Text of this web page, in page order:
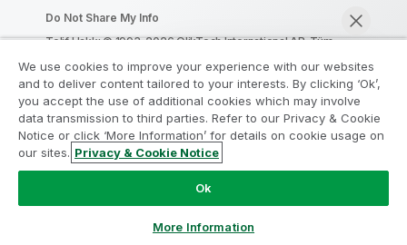
Şimdi sohbet et
Do Not Share My Info
Telif Hakkı © 1993-2026 QlikTech International AB. Tüm
Analiz Modernleştirme Programına katılın
Analiz Modernleştirme Programı ile değerli QlikView
uygulamalarınızı ödün vermeden modernleştirin.
ulaşmak
ampquestions@qlik.com
We use cookies to improve your experience with our websites
and to deliver content tailored to your interests. By clicking ‘Ok’,
you accept the use of additional cookies which may involve
data transmission to third parties. Refer to our Privacy & Cookie
Notice or click ‘More Information’ for details on cookie usage on
our sites. Privacy & Cookie Notice
Ok
More Information